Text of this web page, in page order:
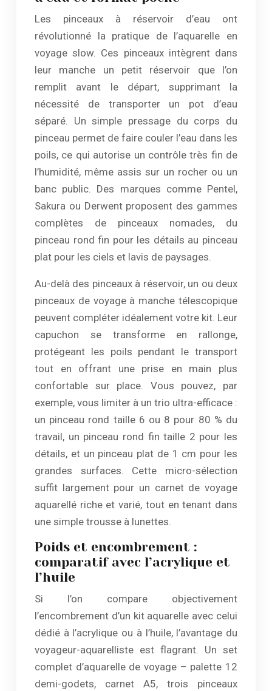
Les pinceaux à réservoir d’eau ont
révolutionné la pratique de l’aquarelle en
voyage slow. Ces pinceaux intègrent dans
leur manche un petit réservoir que l’on
remplit avant le départ, supprimant la
nécessité de transporter un pot d’eau
séparé. Un simple pressage du corps du
pinceau permet de faire couler l’eau dans les
poils, ce qui autorise un contrôle très fin de
l’humidité, même assis sur un rocher ou un
banc public. Des marques comme Pentel,
Sakura ou Derwent proposent des gammes
complètes de pinceaux nomades, du
pinceau rond fin pour les détails au pinceau
plat pour les ciels et lavis de paysages.
Au-delà des pinceaux à réservoir, un ou deux
pinceaux de voyage à manche télescopique
peuvent compléter idéalement votre kit. Leur
capuchon se transforme en rallonge,
protégeant les poils pendant le transport
tout en offrant une prise en main plus
confortable sur place. Vous pouvez, par
exemple, vous limiter à un trio ultra-efficace :
un pinceau rond taille 6 ou 8 pour 80 % du
travail, un pinceau rond fin taille 2 pour les
détails, et un pinceau plat de 1 cm pour les
grandes surfaces. Cette micro-sélection
suffit largement pour un carnet de voyage
aquarellé riche et varié, tout en tenant dans
une simple trousse à lunettes.
Poids et encombrement :
comparatif avec l’acrylique et
l’huile
Si l’on compare objectivement
l’encombrement d’un kit aquarelle avec celui
dédié à l’acrylique ou à l’huile, l’avantage du
voyageur-aquarelliste est flagrant. Un set
complet d’aquarelle de voyage – palette 12
demi-godets, carnet A5, trois pinceaux